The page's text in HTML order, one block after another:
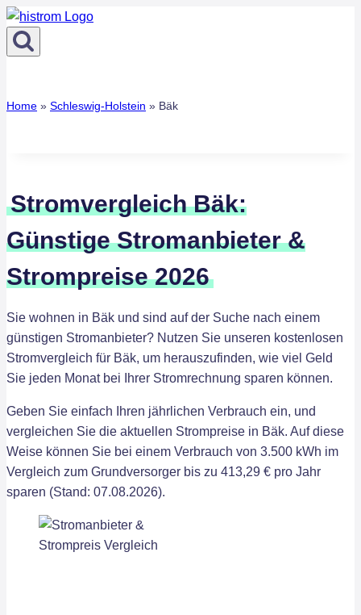
Zum
Inhalt
springen
Home » Schleswig-Holstein » Bäk
Stromvergleich Bäk:
Günstige Stromanbieter &
Strompreise 2026
Sie wohnen in Bäk und sind auf der Suche nach einem
günstigen Stromanbieter? Nutzen Sie unseren kostenlosen
Stromvergleich für Bäk, um herauszufinden, wie viel Geld
Sie jeden Monat bei Ihrer Stromrechnung sparen können.
Geben Sie einfach Ihren jährlichen Verbrauch ein, und
vergleichen Sie die aktuellen Strompreise in Bäk. Auf diese
Weise können Sie bei einem Verbrauch von 3.500 kWh im
Vergleich zum Grundversorger bis zu 413,29 € pro Jahr
sparen (Stand: 07.08.2026).